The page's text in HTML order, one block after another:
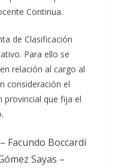
Continua.
de Clasificación
Para ello se
relación al cargo al
consideración el
que fija el
Facundo Boccardi
Sayas –